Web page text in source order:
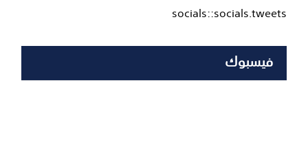
socials::socials.tweets
فيسبوك